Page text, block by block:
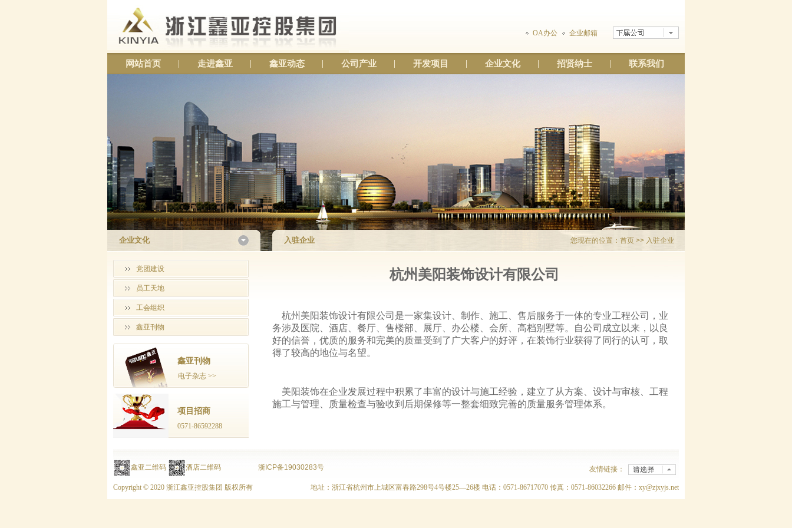
OA办公 企业邮箱
网站首页 走进鑫亚 鑫亚动态 公司产业 开发项目 企业文化 招贤纳士 联系我们
您现在的位置： 首页 >> 入驻企业
入驻企业
杭州美阳装饰设计有限公司
杭州美阳装饰设计有限公司是一家集设计、制作、施工、售后服务于一体的专业工程公司，业
务涉及医院、酒店、餐厅、售楼部、展厅、办公楼、会所、高档别墅等。自公司成立以来，以良
好的信誉，优质的服务和完美的质量受到了广大客户的好评，在装饰行业获得了同行的认可，取
得了较高的地位与名望。
美阳装饰在企业发展过程中积累了丰富的设计与施工经验，建立了从方案、设计与审核、工程
施工与管理、质量检查与验收到后期保修等一整套细致完善的质量服务管理体系。
企业文化
党团建设
员工天地
工会组织
鑫亚刊物
鑫亚刊物
电子杂志 >>
项目招商
0571-86592288
鑫亚二维码 酒店二维码 浙ICP备19030283号 友情链接：
Copyright © 2020 浙江鑫亚控股集团 版权所有 地址：浙江省杭州市上城区富春路298号4号楼25—26楼 电话：0571-86717070 传真：0571-86032266 邮件：xy@zjxyjs.net